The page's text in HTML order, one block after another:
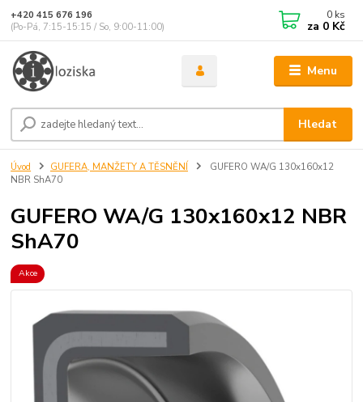
Menu
Hledat
+420 415 676 196
(Po-Pá, 7:15-15:15 / So, 9:00-11:00)
0 ks
za 0 Kč
Úvod GUFERA, MANŽETY A TĚSNĚNÍ
GUFERO WA/G 130x160x12
NBR ShA70
GUFERO WA/G 130x160x12 NBR
ShA70
Akce